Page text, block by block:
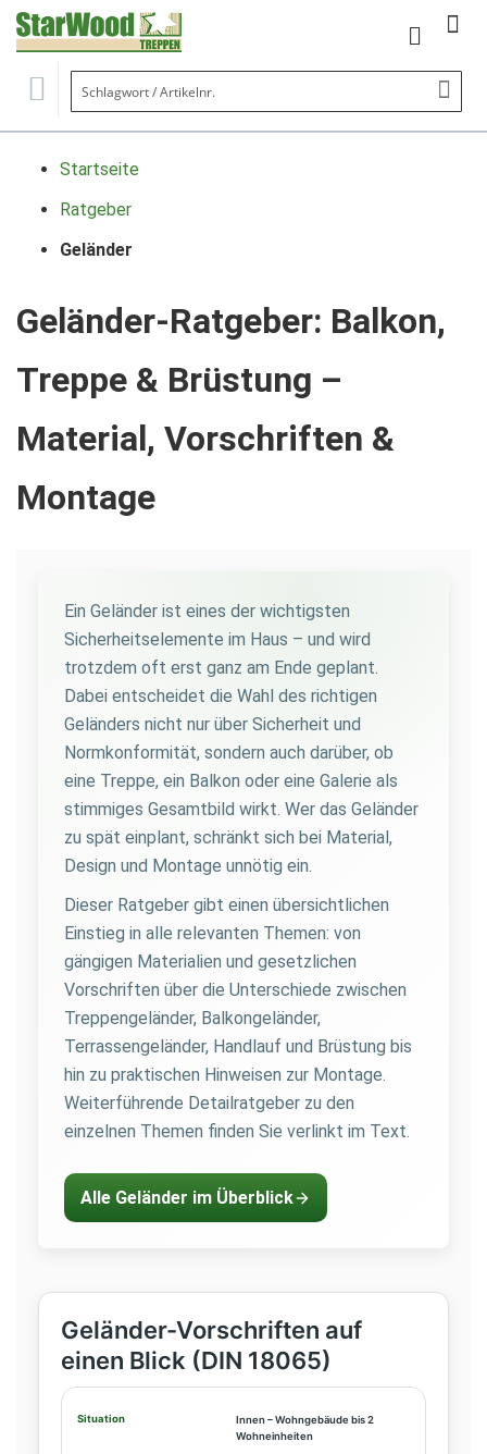
Mein
Startseite
Ratgeber
Geländer
Geländer-Ratgeber: Balkon,
Treppe & Brüstung –
Material, Vorschriften &
Montage
Ein Geländer ist eines der wichtigsten
Sicherheitselemente im Haus – und wird
trotzdem oft erst ganz am Ende geplant.
Dabei entscheidet die Wahl des richtigen
Geländers nicht nur über Sicherheit und
Normkonformität, sondern auch darüber, ob
eine Treppe, ein Balkon oder eine Galerie als
stimmiges Gesamtbild wirkt. Wer das Geländer
zu spät einplant, schränkt sich bei Material,
Design und Montage unnötig ein.
Dieser Ratgeber gibt einen übersichtlichen
Einstieg in alle relevanten Themen: von
gängigen Materialien und gesetzlichen
Vorschriften über die Unterschiede zwischen
Treppengeländer, Balkongeländer,
Terrassengeländer, Handlauf und Brüstung bis
hin zu praktischen Hinweisen zur Montage.
Weiterführende Detailratgeber zu den
einzelnen Themen finden Sie verlinkt im Text.
Alle Geländer im Überblick
Geländer-Vorschriften auf
einen Blick (DIN 18065)
Innen – Wohngebäude bis 2
Wohneinheiten